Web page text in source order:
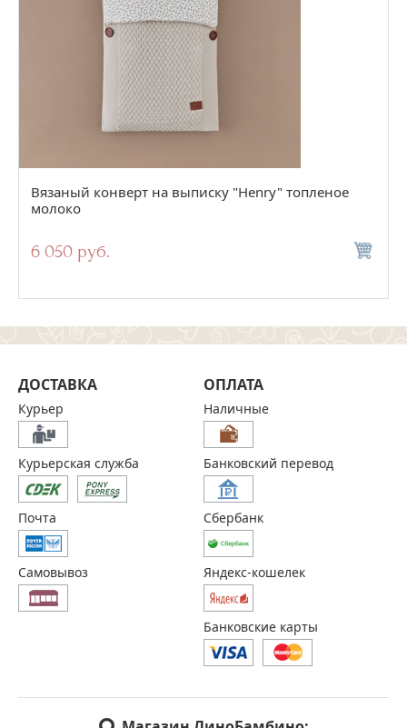
Вязаный конверт на выписку "Henry" топленое
молоко
6 050 руб.
ДОСТАВКА
Курьер
Курьерская служба
Почта
Самовывоз
ОПЛАТА
Наличные
Банковский перевод
Сбербанк
Яндекс-кошелек
Банковские карты